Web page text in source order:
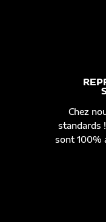
Chez
standards
sont 100%